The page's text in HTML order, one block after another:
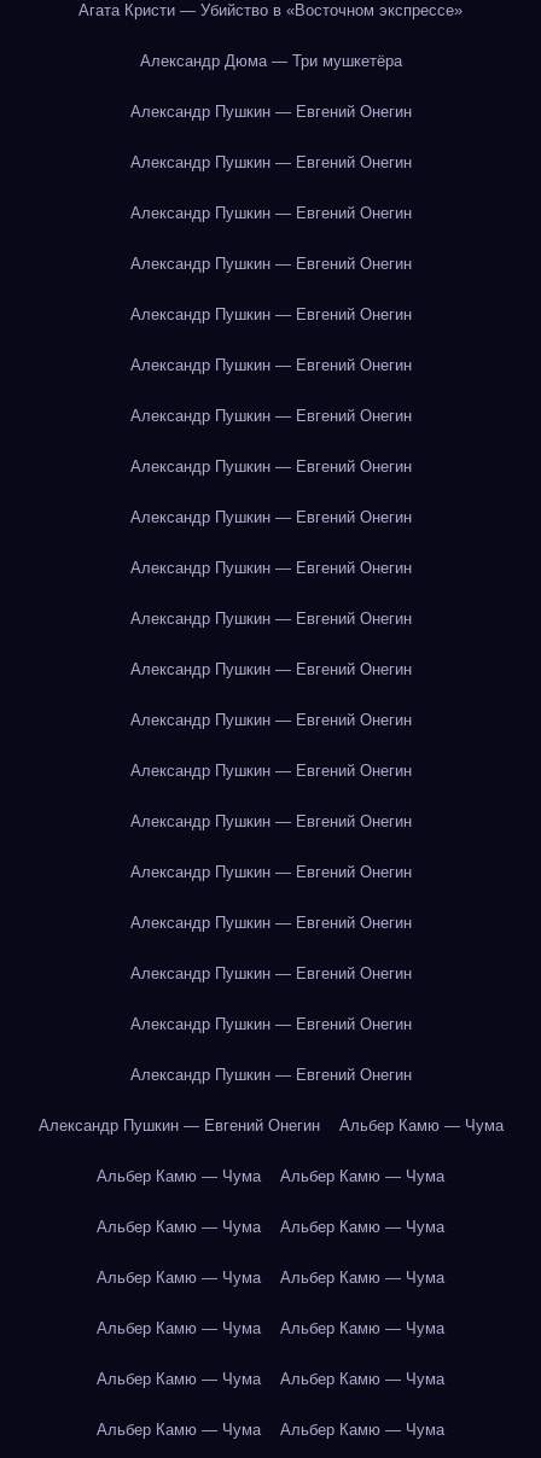
Агата Кристи — Убийство в «Восточном экспрессе»
Александр Дюма — Три мушкетёра
Александр Пушкин — Евгений Онегин
Александр Пушкин — Евгений Онегин
Александр Пушкин — Евгений Онегин
Александр Пушкин — Евгений Онегин
Александр Пушкин — Евгений Онегин
Александр Пушкин — Евгений Онегин
Александр Пушкин — Евгений Онегин
Александр Пушкин — Евгений Онегин
Александр Пушкин — Евгений Онегин
Александр Пушкин — Евгений Онегин
Александр Пушкин — Евгений Онегин
Александр Пушкин — Евгений Онегин
Александр Пушкин — Евгений Онегин
Александр Пушкин — Евгений Онегин
Александр Пушкин — Евгений Онегин
Александр Пушкин — Евгений Онегин
Александр Пушкин — Евгений Онегин
Александр Пушкин — Евгений Онегин
Александр Пушкин — Евгений Онегин
Александр Пушкин — Евгений Онегин
Александр Пушкин — Евгений Онегин Альбер Камю — Чума
Альбер Камю — Чума Альбер Камю — Чума
Альбер Камю — Чума Альбер Камю — Чума
Альбер Камю — Чума Альбер Камю — Чума
Альбер Камю — Чума Альбер Камю — Чума
Альбер Камю — Чума Альбер Камю — Чума
Альбер Камю — Чума Альбер Камю — Чума